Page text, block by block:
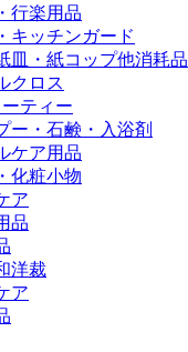
行楽用品
キッチンガード
皿・紙コップ他消耗品
クロス
ティー
ー・石鹸・入浴剤
ケア用品
化粧小物
ア
品
洋裁
ア